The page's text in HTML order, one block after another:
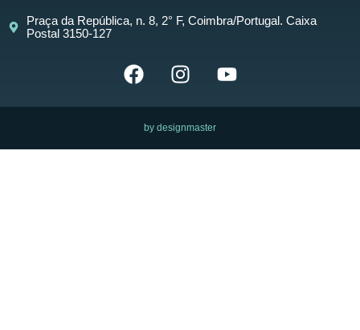
Praça da República, n. 8, 2° F, Coimbra/Portugal. Caixa
Postal 3150-127
by designmaster